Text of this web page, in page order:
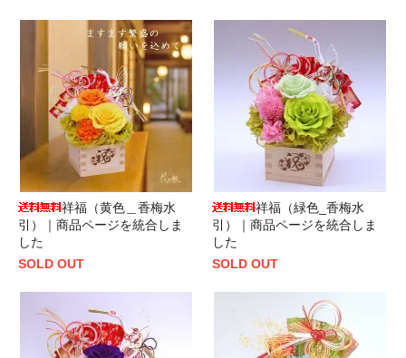
祥福（黄色＿香梅水
引）｜商品ページを統合しま
した
SOLD OUT
祥福（緑色_香梅水
引）｜商品ページを統合しま
した
SOLD OUT